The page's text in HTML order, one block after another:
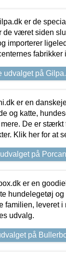
er de
de været siden
importerer
fabrikker
udvalget på
er en
og katte,
mere. De er
Klik her for at
på
er en
hundelegetøj
familien, leveret i
udvalg.
på